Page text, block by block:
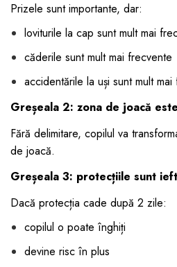
Prizele sunt importante, dar:
loviturile la cap sunt mult mai
căderile sunt mult mai frecvente
accidentările la uși sunt mult
Greșeala 2: zona de joacă
Fără delimitare, copilul va
de joacă.
Greșeala 3: protecțiile sunt
Dacă protecția cade după 2 zile:
copilul o poate înghiți
devine risc în plus